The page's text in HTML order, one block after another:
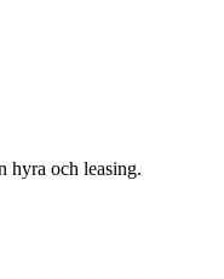
hyra och leasing.